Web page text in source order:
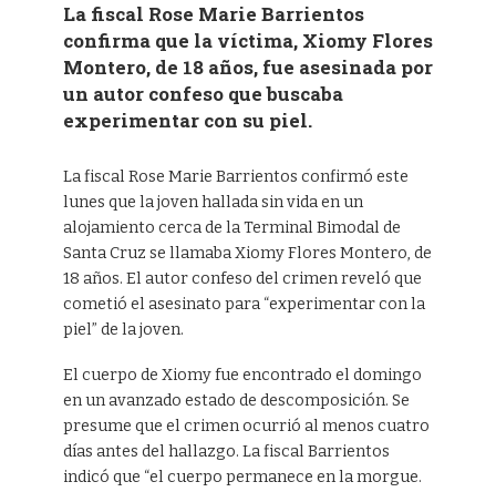
La fiscal Rose Marie Barrientos
confirma que la víctima, Xiomy Flores
Montero, de 18 años, fue asesinada por
un autor confeso que buscaba
experimentar con su piel.
La fiscal Rose Marie Barrientos confirmó este
lunes que la joven hallada sin vida en un
alojamiento cerca de la Terminal Bimodal de
Santa Cruz se llamaba Xiomy Flores Montero, de
18 años. El autor confeso del crimen reveló que
cometió el asesinato para “experimentar con la
piel” de la joven.
El cuerpo de Xiomy fue encontrado el domingo
en un avanzado estado de descomposición. Se
presume que el crimen ocurrió al menos cuatro
días antes del hallazgo. La fiscal Barrientos
indicó que “el cuerpo permanece en la morgue.